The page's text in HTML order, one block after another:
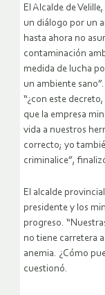
El Alcalde de
un diálogo por un
hasta ahora no
contaminación
medida de lucha
un ambiente
“¿con este
que la empresa
vida a nuestros
correcto; yo
criminalice”,
El alcalde
presidente y los
progreso.
no tiene carretera
anemia. ¿Cómo
cuestionó.